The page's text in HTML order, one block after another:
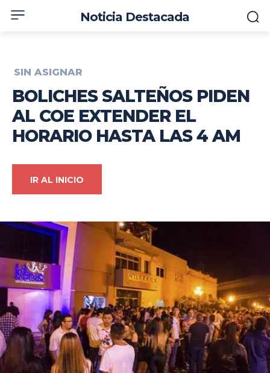
Noticia Destacada
SIN ASIGNAR
BOLICHES SALTEÑOS PIDEN
AL COE EXTENDER EL
HORARIO HASTA LAS 4 AM
IR AL INICIO